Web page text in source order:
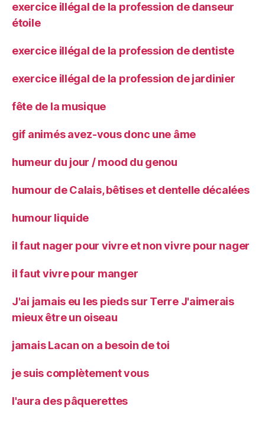
exercice illégal de la profession de danseur
étoile
exercice illégal de la profession de dentiste
exercice illégal de la profession de jardinier
fête de la musique
gif animés avez-vous donc une âme
humeur du jour / mood du genou
humour de Calais, bêtises et dentelle décalées
humour liquide
il faut nager pour vivre et non vivre pour nager
il faut vivre pour manger
J'ai jamais eu les pieds sur Terre J'aimerais
mieux être un oiseau
jamais Lacan on a besoin de toi
je suis complètement vous
l'aura des pâquerettes